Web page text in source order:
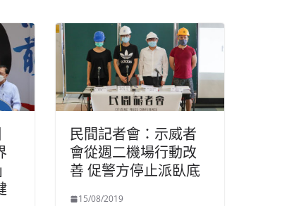
民間記者會：示威者
會從週二機場行動改
善 促警方停止派臥底
15/08/2019